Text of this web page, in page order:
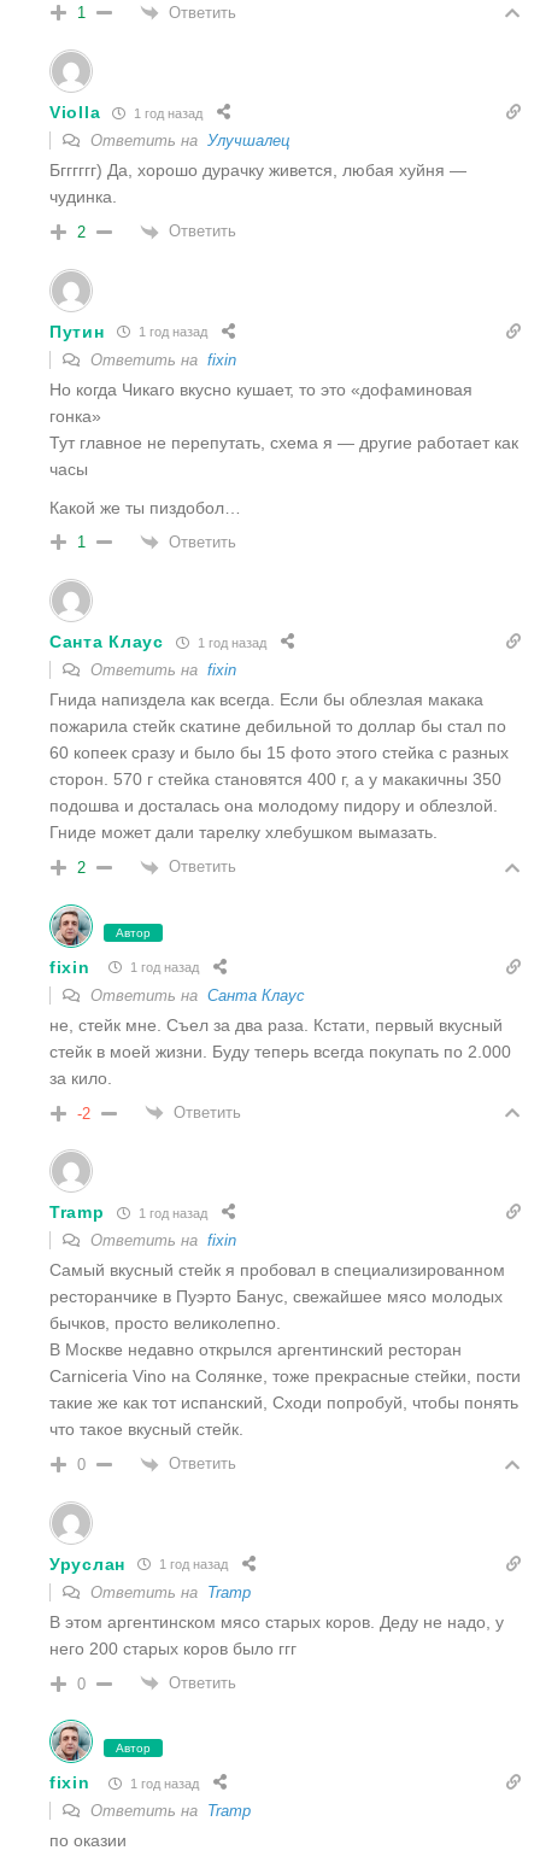
1 Ответить
Violla 1 год назад
Ответить на Улучшалец
Бгггггг) Да, хорошо дурачку живется, любая хуйня —
чудинка.
2 Ответить
Путин 1 год назад
Ответить на fixin
Но когда Чикаго вкусно кушает, то это «дофаминовая
гонка»
Тут главное не перепутать, схема я — другие работает как
часы
Какой же ты пиздобол…
1 Ответить
Санта Клаус 1 год назад
Ответить на fixin
Гнида напиздела как всегда. Если бы облезлая макака
пожарила стейк скатине дебильной то доллар бы стал по
60 копеек сразу и было бы 15 фото этого стейка с разных
сторон. 570 г стейка становятся 400 г, а у макакичны 350
подошва и досталась она молодому пидору и облезлой.
Гниде может дали тарелку хлебушком вымазать.
2 Ответить
Автор
fixin 1 год назад
Ответить на Санта Клаус
не, стейк мне. Съел за два раза. Кстати, первый вкусный
стейк в моей жизни. Буду теперь всегда покупать по 2.000
за кило.
-2 Ответить
Tramp 1 год назад
Ответить на fixin
Самый вкусный стейк я пробовал в специализированном
ресторанчике в Пуэрто Банус, свежайшее мясо молодых
бычков, просто великолепно.
В Москве недавно открылся аргентинский ресторан
Carniceria Vino на Солянке, тоже прекрасные стейки, пости
такие же как тот испанский, Сходи попробуй, чтобы понять
что такое вкусный стейк.
0 Ответить
Уруслан 1 год назад
Ответить на Tramp
В этом аргентинском мясо старых коров. Деду не надо, у
него 200 старых коров было ггг
0 Ответить
Автор
fixin 1 год назад
Ответить на Tramp
по оказии